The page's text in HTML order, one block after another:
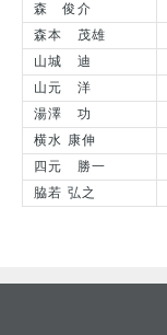
森 俊介
森本 茂雄
山城 迪
山元 洋
湯澤 功
横水 康伸
四元 勝一
脇若 弘之